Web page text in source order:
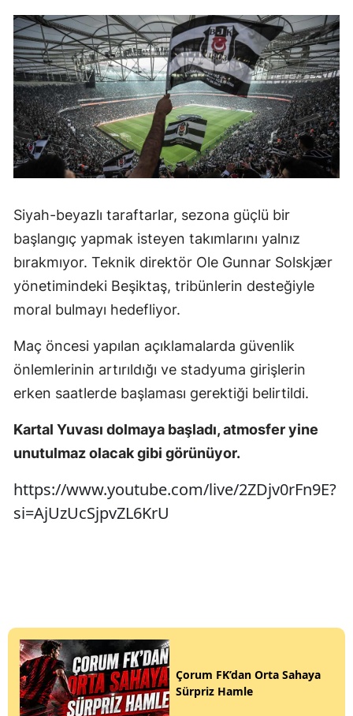
Siyah-beyazlı taraftarlar, sezona güçlü bir
başlangıç yapmak isteyen takımlarını yalnız
bırakmıyor. Teknik direktör Ole Gunnar Solskjær
yönetimindeki Beşiktaş, tribünlerin desteğiyle
moral bulmayı hedefliyor.
Maç öncesi yapılan açıklamalarda güvenlik
önlemlerinin artırıldığı ve stadyuma girişlerin
erken saatlerde başlaması gerektiği belirtildi.
Kartal Yuvası dolmaya başladı, atmosfer yine
unutulmaz olacak gibi görünüyor.
https://www.youtube.com/live/2ZDjv0rFn9E?
si=AjUzUcSjpvZL6KrU
Çorum FK’dan Orta Sahaya
Sürpriz Hamle